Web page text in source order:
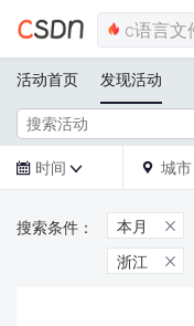
活动首页 发现活动
 时间   城市
本月 
浙江 